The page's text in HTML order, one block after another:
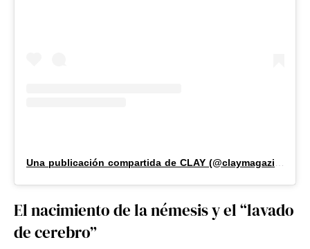
El nacimiento de la némesis y el “lavado
de cerebro”